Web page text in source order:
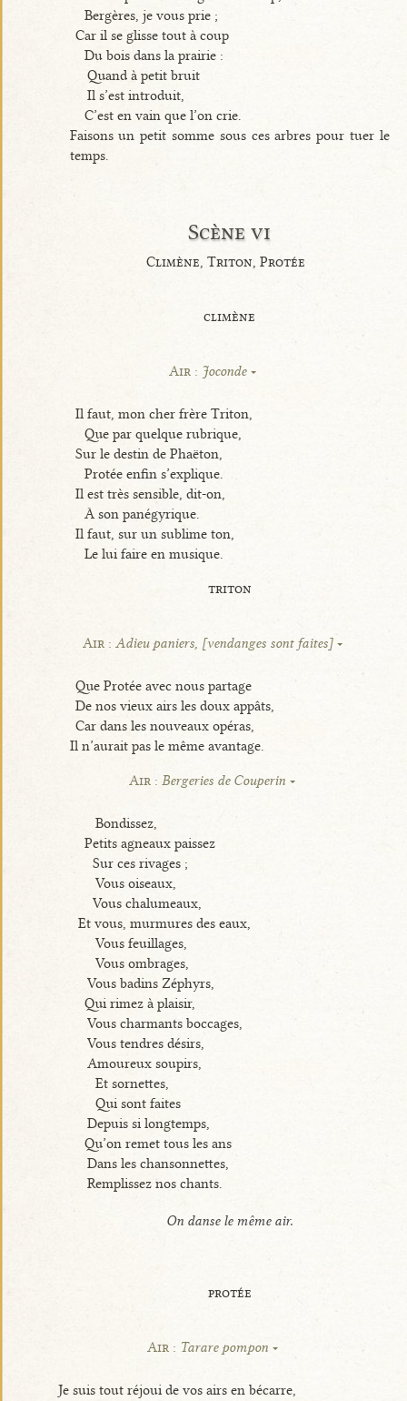
Bergères, je vous prie ;
Car il se glisse tout à coup
Du bois dans la prairie :
Quand à petit bruit
Il s’est introduit,
C’est en vain que l’on crie.
Faisons un petit somme sous ces arbres pour tuer le
temps.
Scène vi
Climène, Triton, Protée
climène
Air : Joconde
Il faut, mon cher frère Triton,
Que par quelque rubrique,
Sur le destin de Phaëton,
Protée enfin s’explique.
Il est très sensible, dit-on,
À son panégyrique.
Il faut, sur un sublime ton,
Le lui faire en musique.
triton
Air : Adieu paniers, [vendanges sont faites]
Que Protée avec nous partage
De nos vieux airs les doux appâts,
Car dans les nouveaux opéras,
Il n’aurait pas le même avantage.
Air :Bergeries de Couperin
Bondissez,
Petits agneaux paissez
Sur ces rivages ;
Vous oiseaux,
Vous chalumeaux,
Et vous, murmures des eaux,
Vous feuillages,
Vous ombrages,
Vous badins Zéphyrs,
Qui rimez à plaisir,
Vous charmants boccages,
Vous tendres désirs,
Amoureux soupirs,
Et sornettes,
Qui sont faites
Depuis si longtemps,
Qu’on remet tous les ans
Dans les chansonnettes,
Remplissez nos chants.
On danse le même air.
protée
Air : Tarare pompon
Je suis tout réjoui de vos airs en bécarre,